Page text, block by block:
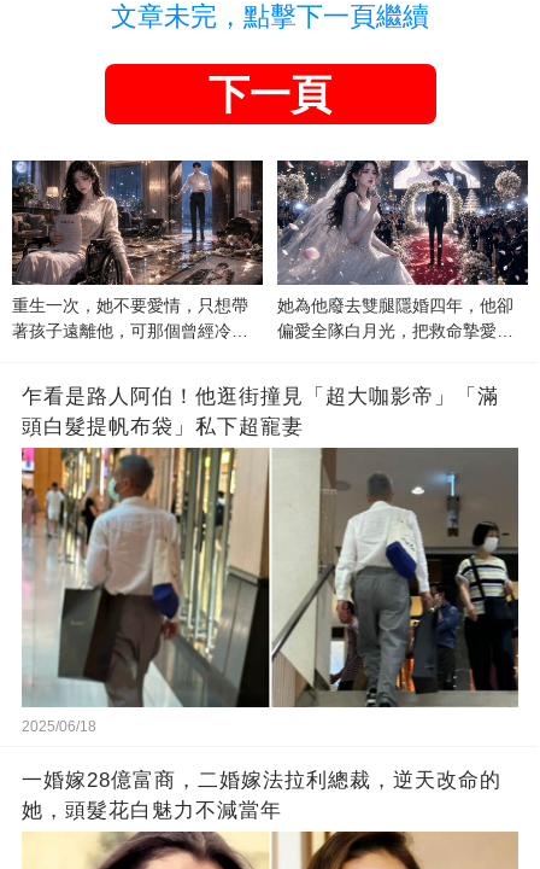
文章未完，點擊下一頁繼續
下一頁
重生一次，她不要愛情，只想帶
著孩子遠離他，可那個曾經冷漠
她為他廢去雙腿隱婚四年，他卻
偏愛全隊白月光，把救命摯愛當
乍看是路人阿伯！他逛街撞見「超大咖影帝」「滿
頭白髮提帆布袋」私下超寵妻
2025/06/18
一婚嫁28億富商，二婚嫁法拉利總裁，逆天改命的
她，頭髮花白魅力不減當年